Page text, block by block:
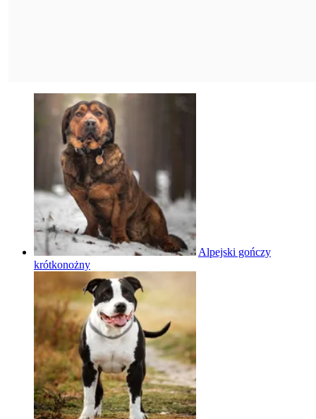
Alpejski gończy
krótkonożny